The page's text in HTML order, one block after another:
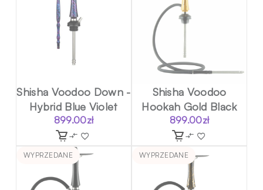
Shisha Voodoo Down -
Hybrid Blue Violet
899.00zł
Shisha Voodoo
Hookah Gold Black
899.00zł
WYPRZEDANE WYPRZEDANE